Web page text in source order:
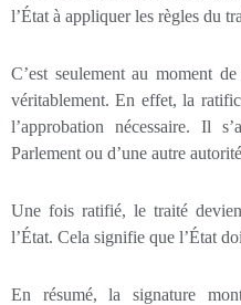
l’État à appliquer les règles du
C’est seulement au moment
véritablement. En effet, la
l’approbation nécessaire. Il
Parlement ou d’une autre
Une fois ratifié, le traité
l’État. Cela signifie que l’État
En résumé, la signature